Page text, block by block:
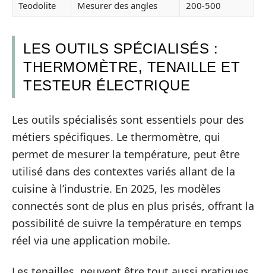
Teodolite
Mesurer des angles 200-500
LES OUTILS SPÉCIALISÉS :
THERMOMÈTRE, TENAILLE ET
TESTEUR ÉLECTRIQUE
Les outils spécialisés sont essentiels pour des
métiers spécifiques. Le thermomètre, qui
permet de mesurer la température, peut être
utilisé dans des contextes variés allant de la
cuisine à l’industrie. En 2025, les modèles
connectés sont de plus en plus prisés, offrant la
possibilité de suivre la température en temps
réel via une application mobile.